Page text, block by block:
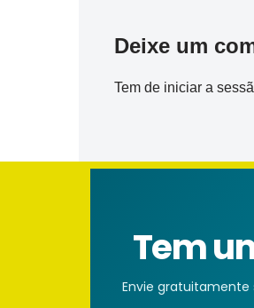
Deixe um
Tem de iniciar a
Tem
Envie gratuitamente